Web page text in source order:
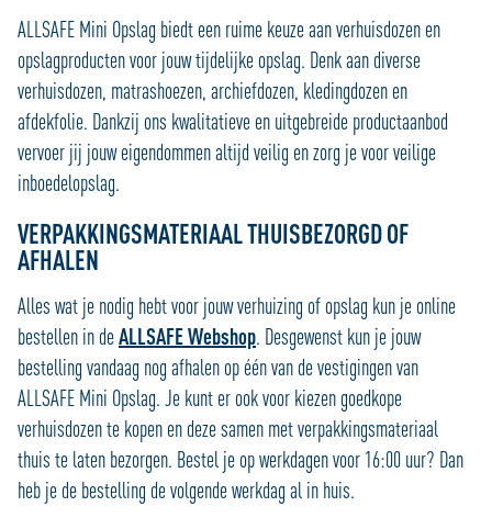
ALLSAFE Mini Opslag biedt een ruime keuze aan verhuisdozen en
opslagproducten voor jouw tijdelijke opslag. Denk aan diverse
verhuisdozen, matrashoezen, archiefdozen, kledingdozen en
afdekfolie. Dankzij ons kwalitatieve en uitgebreide productaanbod
vervoer jij jouw eigendommen altijd veilig en zorg je voor veilige
inboedelopslag.
VERPAKKINGSMATERIAAL THUISBEZORGD OF
AFHALEN
Alles wat je nodig hebt voor jouw verhuizing of opslag kun je online
bestellen in deALLSAFE Webshop. Desgewenst kun je jouw
bestelling vandaag nog afhalen op één van de vestigingen van
ALLSAFE Mini Opslag. Je kunt er ook voor kiezen goedkope
verhuisdozen te kopen en deze samen met verpakkingsmateriaal
thuis te laten bezorgen. Bestel je op werkdagen voor 16:00 uur? Dan
heb je de bestelling de volgende werkdag al in huis.